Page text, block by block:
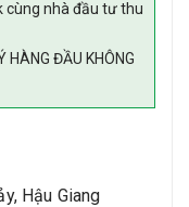
cùng nhà đầu tư thu
HÀNG ĐẦU KHÔNG
Hậu Giang